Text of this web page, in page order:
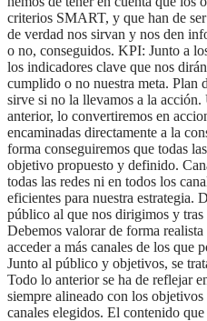
criterios SMART, y que han de
de verdad nos sirvan y nos den
o no, conseguidos. KPI: Junto a
los indicadores clave que nos
cumplido o no nuestra meta. Plan
sirve si no la llevamos a la
anterior, lo convertiremos en
encaminadas directamente a la
forma conseguiremos que todas
objetivo propuesto y definido.
todas las redes ni en todos los
eficientes para nuestra estrategia.
público al que nos dirigimos y
Debemos valorar de forma
acceder a más canales de los que
Junto al público y objetivos, se
Todo lo anterior se ha de reflejar
siempre alineado con los
canales elegidos. El contenido